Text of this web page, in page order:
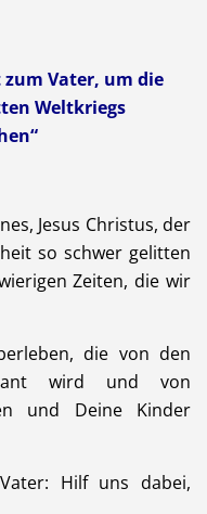
zum Vater, um die
Weltkriegs
Jesus Christus, der
so schwer gelitten
Zeiten, die wir
die von den
wird und von
und Deine Kinder
Hilf uns dabei,